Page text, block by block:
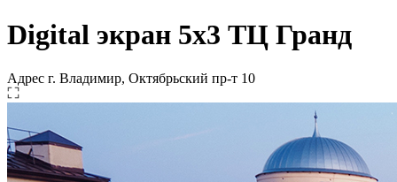
Digital экран 5х3 ТЦ Гранд
Адрес г. Владимир, Октябрьский пр-т 10